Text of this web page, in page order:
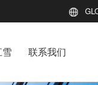
联系我们